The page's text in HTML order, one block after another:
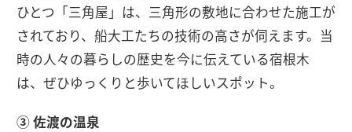
ひとつ「三角屋」は、三角形の敷地に合わせた施工が
されており、船大工たちの技術の高さが伺えます。当
時の人々の暮らしの歴史を今に伝えている宿根木
は、ぜひゆっくりと歩いてほしいスポット。
③ 佐渡の温泉